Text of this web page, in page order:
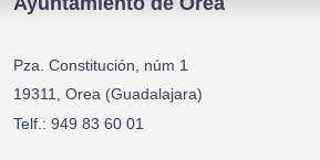
Pza. Constitución, núm 1
19311, Orea (Guadalajara)
Telf.: 949 83